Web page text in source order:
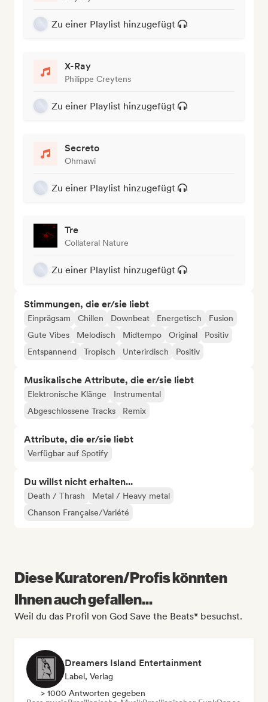
Zu einer Playlist hinzugefügt
X-Ray
Philippe Creytens
Zu einer Playlist hinzugefügt
Secreto
Ohmawi
Zu einer Playlist hinzugefügt
Tre
Collateral Nature
Zu einer Playlist hinzugefügt
Stimmungen, die er/sie liebt
Einprägsam Chillen Downbeat Energetisch
Fusion
Gute Vibes
Melodisch Midtempo Original
Positiv
Entspannend
Tropisch Unterirdisch Positiv
Musikalische Attribute, die er/sie liebt
Elektronische Klänge
Instrumental
Abgeschlossene Tracks
Remix
Attribute, die er/sie liebt
Verfügbar auf Spotify
Du willst nicht erhalten...
Death / Thrash
Metal / Heavy metal
Chanson Française/Variété
Diese Kuratoren/Profis könnten
Ihnen auch gefallen...
Weil du das Profil von God Save the Beats* besuchst.
Dreamers Island Entertainment
Label, Verlag
> 1000 Antworten gegeben